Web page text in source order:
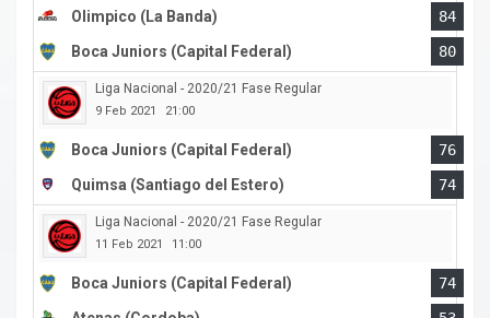
Olimpico (La Banda)
84
Boca Juniors (Capital Federal)
80
Liga Nacional - 2020/21 Fase Regular
9 Feb 2021 21:00
Boca Juniors (Capital Federal)
76
Quimsa (Santiago del Estero)
74
Liga Nacional - 2020/21 Fase Regular
11 Feb 2021 11:00
Boca Juniors (Capital Federal)
74